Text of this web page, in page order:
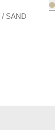
/ SAND